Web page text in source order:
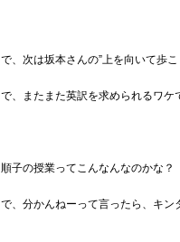
で、次は坂本さんの”上を向いて歩
で、またまた英訳を求められるワケ
順子の授業ってこんなんなのかな？
で、分かんねーって言ったら、キン